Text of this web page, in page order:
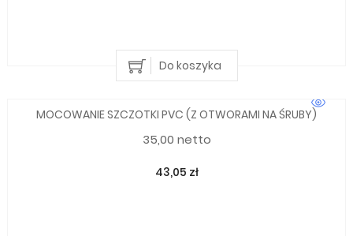
Do koszyka
MOCOWANIE SZCZOTKI PVC (Z OTWORAMI NA ŚRUBY)
35,00 netto
43,05 zł